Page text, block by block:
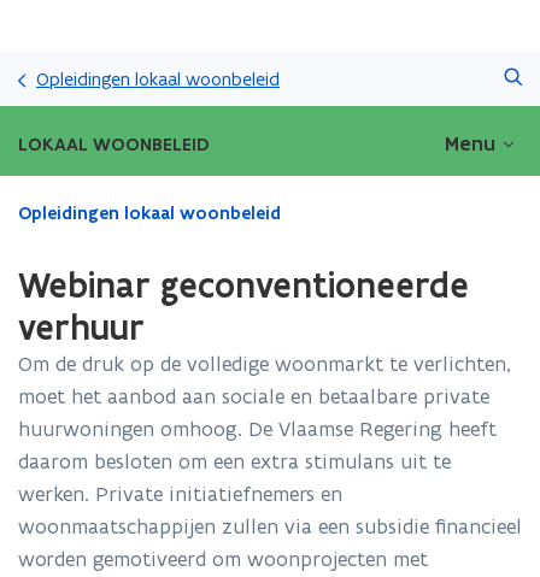
gaan
Opleidingen lokaal woonbeleid
LOKAAL WOONBELEID Menu
Gedaan
zich
op:
Webinar
verhuur
Opleidingen lokaal woonbeleid
Webinar geconventioneerde
verhuur
Om de druk op de volledige woonmarkt te verlichten,
moet het aanbod aan sociale en betaalbare private
huurwoningen omhoog. De Vlaamse Regering heeft
daarom besloten om een extra stimulans uit te
werken. Private initiatiefnemers en
woonmaatschappijen zullen via een subsidie financieel
worden gemotiveerd om woonprojecten met